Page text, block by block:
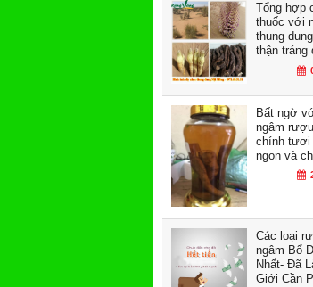
Tổng hợp
thuốc với
thung
thận tráng
Bất ngờ
ngâm
chính tươi
ngon và
Các loại
ngâm Bổ
Nhất- Đã
Giới Cần